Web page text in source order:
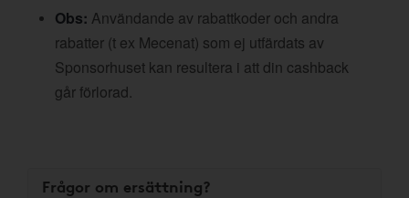
Obs: Användande av rabattkoder och andra
rabatter (t ex Mecenat) som ej utfärdats av
Sponsorhuset kan resultera i att din cashback
går förlorad.
Frågor om ersättning?